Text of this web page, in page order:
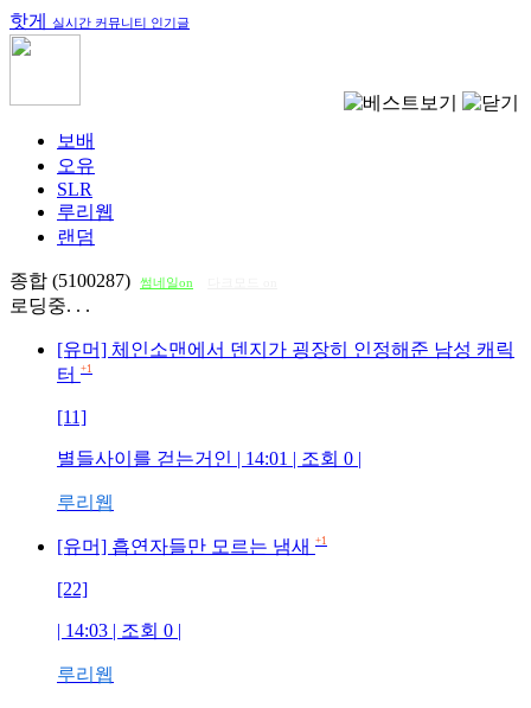
핫게 실시간 커뮤니티 인기글
보배
오유
SLR
루리웹
랜덤
종합 (5100287) 썸네일on
로딩중. . .
[유머] 체인소맨에서 덴지가 굉장히 인정해준 남성 캐릭
터
+1
[11]
별들사이를 걷는거인 | 14:01 | 조회 0 |
루리웹
[유머] 흡연자들만 모르는 냄새 +1
[22]
| 14:03 | 조회 0 |
루리웹